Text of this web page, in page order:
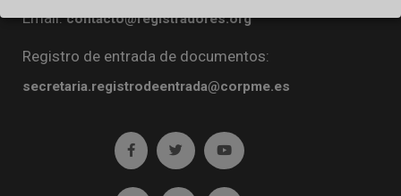
Email:contacto@registradores.org
Registro de entrada de documentos:
secretaria.registrodeentrada@corpme.es
Ir a facebook (abre en ventana nueva)
Ir a twitter (abre en ventana nueva)
Ir a YouTube (abre en